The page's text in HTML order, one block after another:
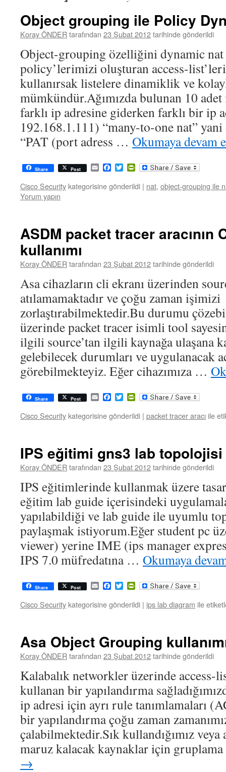
Object grouping ile Policy
Koray ÖNDERtarafından 23 Şubat 2012tarihinde gönderildi
Object-grouping özelliğini dynamic nat
policy’lerimizi oluşturan access-
kullanırsak listelere dinamiklik ve
mümkündür.Ağımızda bulunan 10
farklı ip adresine giderken farklı bir ip
192.168.1.111) “many-to-one nat”
“PAT (port adress … Okumaya devam
Share Post EmailFacebook
TwitterPrintFriendly
Cisco Security kategorisine gönderildi | nat, object-grouping ile
Yorum yapın
ASDM packet tracer aracının
kullanımı
Koray ÖNDERtarafından 23 Şubat 2012tarihinde gönderildi
Asa cihazların cli ekranı üzerinden
atılamamaktadır ve çoğu zaman işimizi
zorlaştırabilmektedir.Bu durumu
üzerinde packet tracer isimli tool
ilgili source’tan ilgili kaynağa ulaşana
gelebilecek durumları ve uygulanacak
görebilmekteyiz. Eğer cihazımıza …
Share Post EmailFacebook
TwitterPrintFriendly
Cisco Security kategorisine gönderildi | packet tracer aracı ile
IPS eğitimi gns3 lab topolojisi
Koray ÖNDERtarafından 23 Şubat 2012tarihinde gönderildi
IPS eğitimlerinde kullanmak üzere
eğitim lab guide içerisindeki
yapılabildiği ve lab guide ile uyumlu
paylaşmak istiyorum.Eğer student pc
viewer) yerine IME (ips manager
IPS 7.0 müfredatına … Okumaya
Share Post EmailFacebook
TwitterPrintFriendly
Cisco Security kategorisine gönderildi | ips lab diagram ile
Asa Object Grouping
Koray ÖNDERtarafından 23 Şubat 2012tarihinde gönderildi
Kalabalık networkler üzerinde access-
kullanan bir yapılandırma
ip adresi için ayrı rule tanımlamaları
bir yapılandırma çoğu zaman
çalabilmektedir.Sık kullandığımız veya
maruz kalacak kaynaklar için
→